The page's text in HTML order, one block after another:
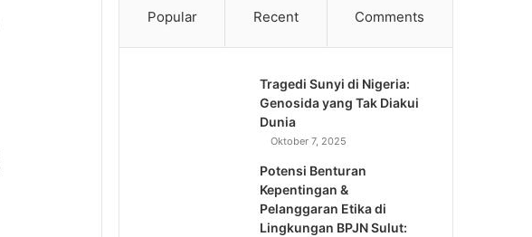
Popular Recent Comments
Tragedi Sunyi di Nigeria:
Genosida yang Tak Diakui
Dunia
Oktober 7, 2025
Potensi Benturan
Kepentingan &
Pelanggaran Etika di
Lingkungan BPJN Sulut: